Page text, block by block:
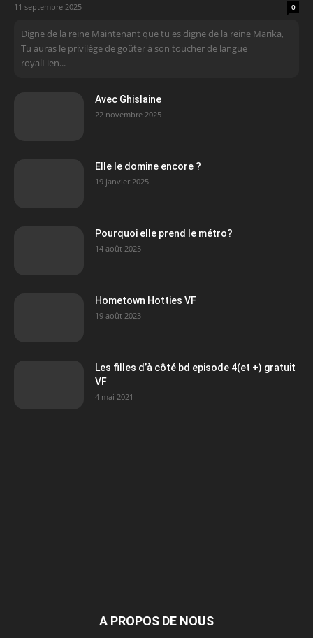
11 septembre 2025 0
Digne de la reine Maintenant que tu es digne de la reine Marika,
Tu auras le privilège de goûter à son toucher de langue
royalLien...
Avec Ghislaine
22 novembre 2025
Elle le domine encore ?
19 janvier 2025
Pourquoi elle prend le métro?
14 août 2025
Hometown Hotties VF
19 août 2023
Les filles d’à côté bd episode 4(et +) gratuit
VF
4 mai 2021
A PROPOS DE NOUS